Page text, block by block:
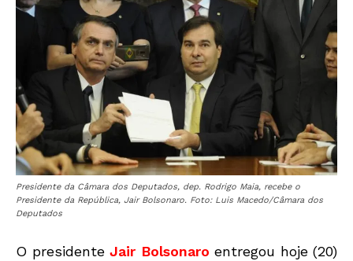
Presidente da Câmara dos Deputados, dep. Rodrigo Maia, recebe o
Presidente da República, Jair Bolsonaro. Foto: Luis Macedo/Câmara dos
Deputados
O presidente Jair Bolsonaro entregou hoje (20)